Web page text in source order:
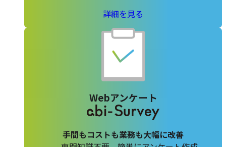
abi-
Chat
詳細を見る
Webアンケート
手間もコストも業務も大幅に改善